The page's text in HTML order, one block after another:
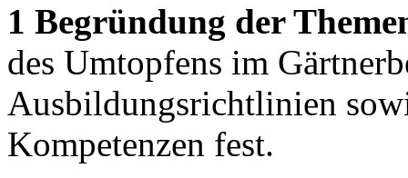
1 Begründung der
des Umtopfens im
Ausbildungsrichtlinien
Kompetenzen fest.